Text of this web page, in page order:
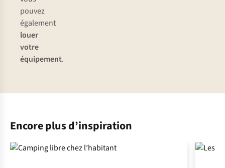
pouvez
également
louer
votre
équipement.
Encore plus d’inspiration